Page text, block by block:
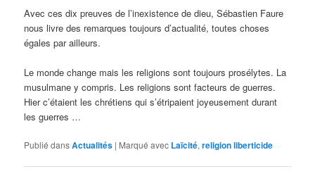
Avec ces dix preuves de l’inexistence de dieu, Sébastien Faure
nous livre des remarques toujours d’actualité, toutes choses
égales par ailleurs.
Le monde change mais les religions sont toujours prosélytes. La
musulmane y compris. Les religions sont facteurs de guerres.
Hier c’étaient les chrétiens qui s’étripaient joyeusement durant
les guerres …
Publié dansActualités | Marqué avec Laïcité,religion liberticide